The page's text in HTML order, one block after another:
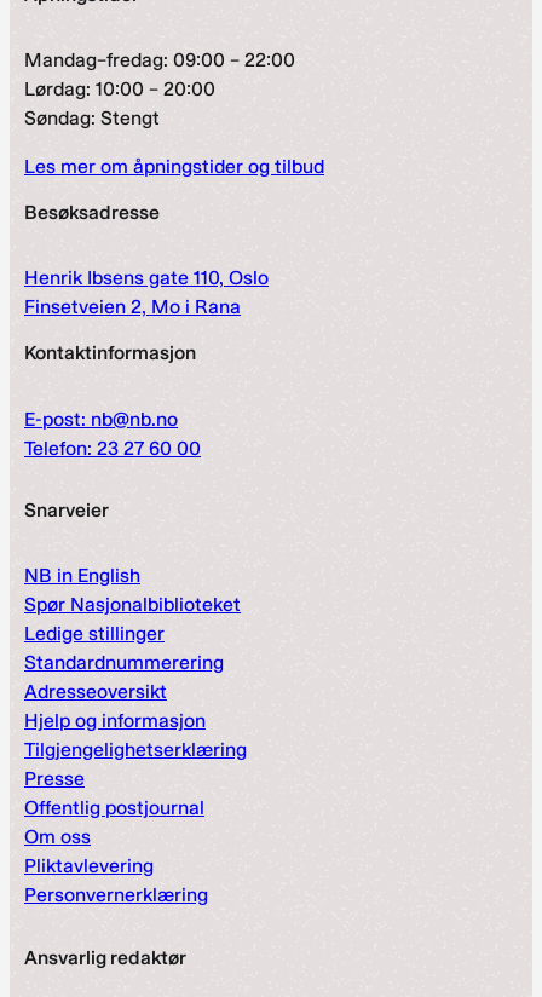
Mandag–fredag: 09:00 – 22:00
Lørdag: 10:00 – 20:00
Søndag: Stengt
Les mer om åpningstider og tilbud
Besøksadresse
Henrik Ibsens gate 110, Oslo
Finsetveien 2, Mo i Rana
Kontaktinformasjon
E-post: nb@nb.no
Telefon: 23 27 60 00
Snarveier
NB in English
Spør Nasjonalbiblioteket
Ledige stillinger
Standardnummerering
Adresseoversikt
Hjelp og informasjon
Tilgjengelighetserklæring
Presse
Offentlig postjournal
Om oss
Pliktavlevering
Personvernerklæring
Ansvarlig redaktør